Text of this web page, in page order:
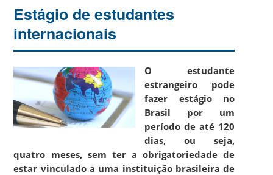
Estágio de estudantes
internacionais
O estudante
estrangeiro pode
fazer estágio no
Brasil por um
período de até 120
dias, ou seja,
quatro meses, sem ter a obrigatoriedade de
estar vinculado a uma instituição brasileira de